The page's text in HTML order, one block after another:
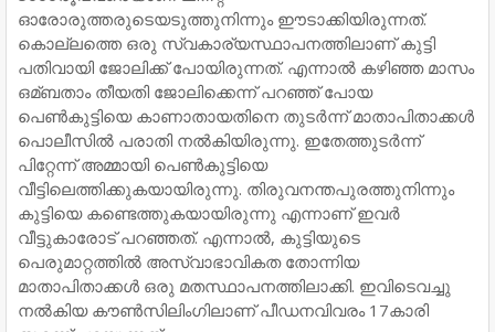
ഓരോരുത്തരുടെയടുത്തുനിന്നും ഈടാക്കിയിരുന്നത്.
കൊല്ലത്തെ ഒരു സ്വകാര്യസ്ഥാപനത്തിലാണ് കുട്ടി
പതിവായി ജോലിക്ക് പോയിരുന്നത്. എന്നാല്‍ കഴിഞ്ഞ മാസം
ഒമ്ബതാം തീയതി ജോലിക്കെന്ന് പറഞ്ഞ് പോയ
പെണ്‍കുട്ടിയെ കാണാതായതിനെ തുടര്‍ന്ന് മാതാപിതാക്കള്‍
പൊലീസില്‍ പരാതി നല്‍കിയിരുന്നു. ഇതേത്തുടര്‍ന്ന്
പിറ്റേന്ന് അമ്മായി പെണ്‍കുട്ടിയെ
വീട്ടിലെത്തിക്കുകയായിരുന്നു. തിരുവനന്തപുരത്തുനിന്നും
കുട്ടിയെ കണ്ടെത്തുകയായിരുന്നു എന്നാണ് ഇവര്‍
വീട്ടുകാരോട് പറഞ്ഞത്. എന്നാല്‍,​ കുട്ടിയുടെ
പെരുമാറ്റത്തില്‍ അസ്വാഭാവികത തോന്നിയ
മാതാപിതാക്കള്‍ ഒരു മതസ്ഥാപനത്തിലാക്കി. ഇവിടെവച്ചു
നല്‍കിയ കൗണ്‍സിലിംഗിലാണ് പീഡനവിവരം 17കാരി